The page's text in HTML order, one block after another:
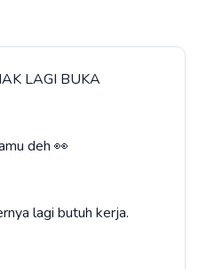
LAGI BUKA
deh 👀
lagi butuh kerja.